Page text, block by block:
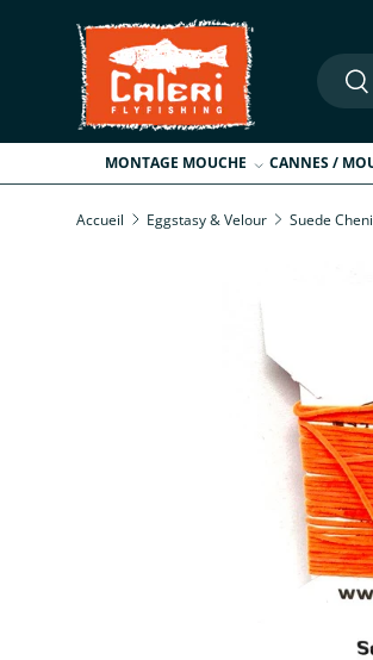
Aller au contenu
MONTAGE MOUCHE CANNES /
Accueil Eggstasy & Velour Suede